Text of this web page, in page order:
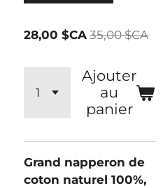
28,00 $CA 35,00 $CA
Ajouter
au
panier
Grand napperon de
coton naturel 100%,